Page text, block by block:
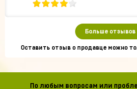
Больше отзывов
Оставить отзыв о продавце можно
По любым вопросам или